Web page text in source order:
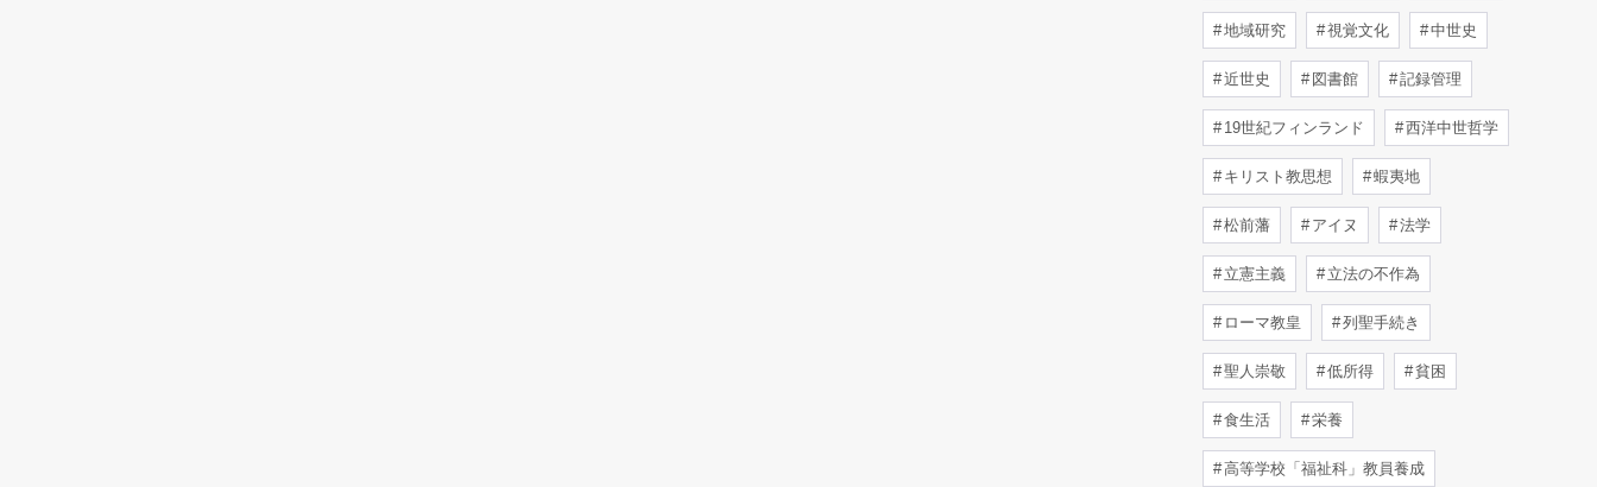
地域研究 視覚文化 中世史
近世史 図書館 記録管理
19世紀フィンランド 西洋中世哲学
キリスト教思想 蝦夷地
松前藩 アイヌ 法学
立憲主義 立法の不作為
ローマ教皇 列聖手続き
聖人崇敬 低所得 貧困
食生活 栄養
高等学校「福祉科」教員養成